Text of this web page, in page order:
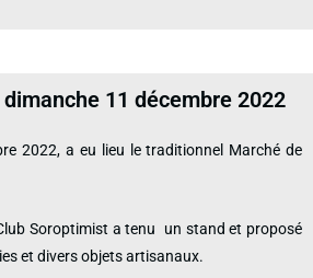
11 décembre 2022
2022, a eu lieu le traditionnel Marché de
Soroptimist a tenu un stand et proposé
et divers objets artisanaux.